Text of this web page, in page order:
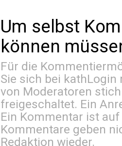
Um selbst
können
Für die
Sie sich bei kathLogin
von Moderatoren
freigeschaltet. Ein
Ein Kommentar ist
Kommentare geben
Redaktion wieder.